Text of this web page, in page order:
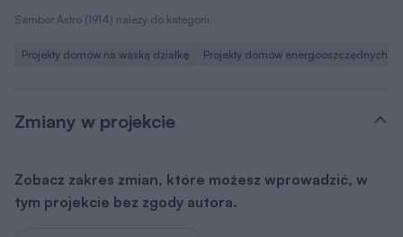
Sambor Astro (1914) należy do kategorii:
Projekty domów na wąską działkę Projekty domów energooszczędnych
Zmiany w projekcie
Zobacz zakres zmian, które możesz wprowadzić, w
tym projekcie bez zgody autora.